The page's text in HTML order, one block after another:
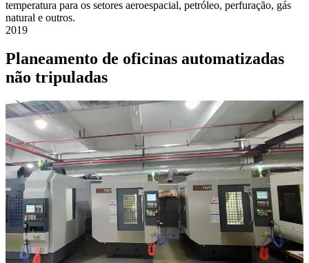
temperatura para os setores aeroespacial, petróleo, perfuração, gás
natural e outros.
2019
Planeamento de oficinas automatizadas
não tripuladas